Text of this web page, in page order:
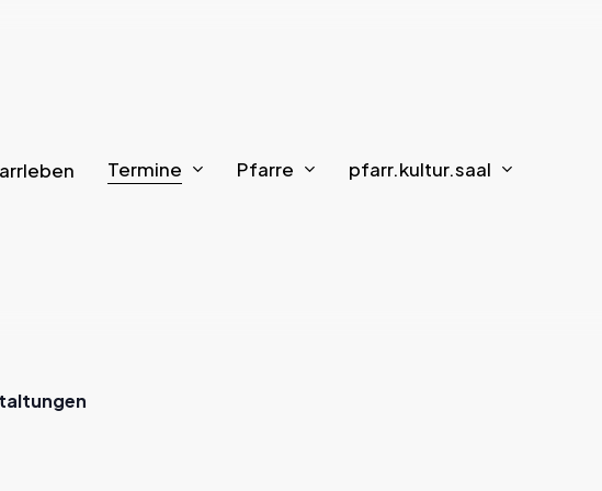
Termine Pfarre pfarr.kultur.saal